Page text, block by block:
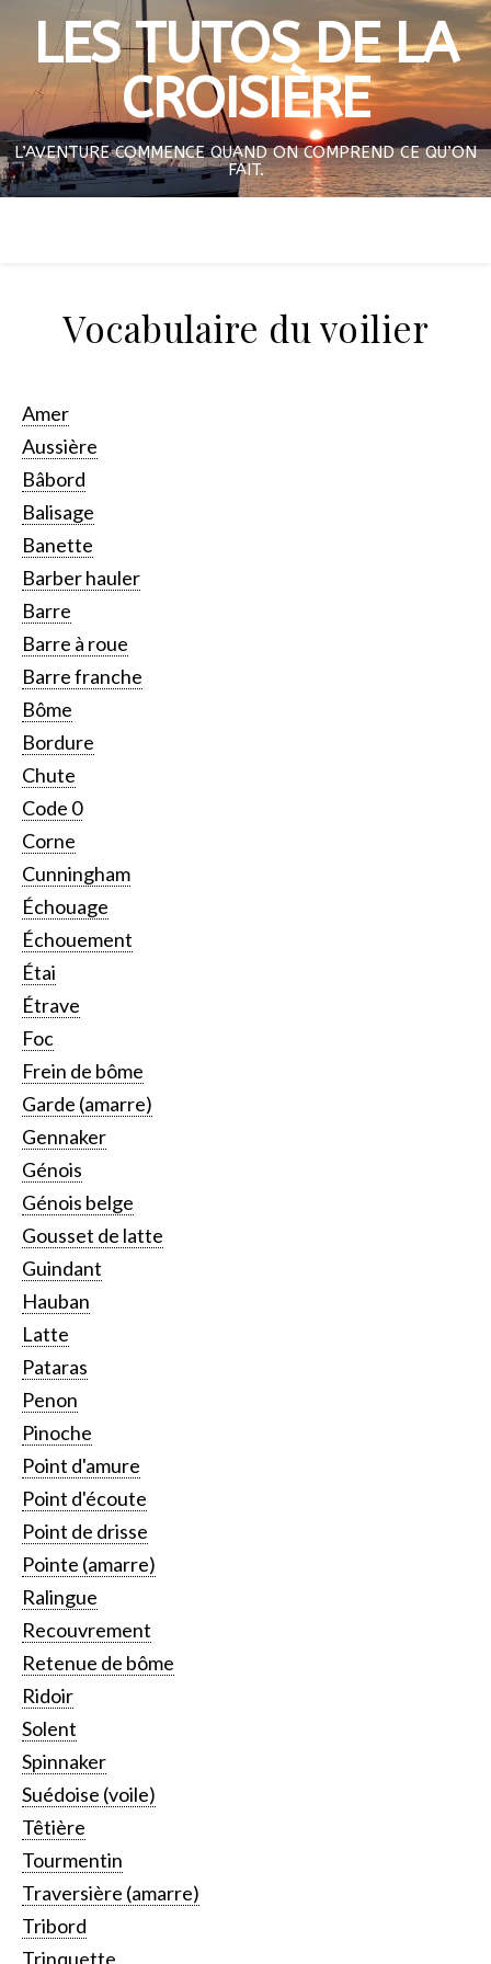
LES TUTOS DE LA
CROISIÈRE
L’AVENTURE COMMENCE QUAND ON COMPREND CE QU’ON
FAIT.
Vocabulaire du voilier
Amer
Aussière
Bâbord
Balisage
Banette
Barber hauler
Barre
Barre à roue
Barre franche
Bôme
Bordure
Chute
Code 0
Corne
Cunningham
Échouage
Échouement
Étai
Étrave
Foc
Frein de bôme
Garde (amarre)
Gennaker
Génois
Génois belge
Gousset de latte
Guindant
Hauban
Latte
Pataras
Penon
Pinoche
Point d'amure
Point d'écoute
Point de drisse
Pointe (amarre)
Ralingue
Recouvrement
Retenue de bôme
Ridoir
Solent
Spinnaker
Suédoise (voile)
Têtière
Tourmentin
Traversière (amarre)
Tribord
Trinquette